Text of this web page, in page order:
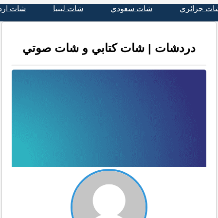
جزائري شات سعودي شات ليبيا شات
دردشات | شات كتابي و شات صوتي